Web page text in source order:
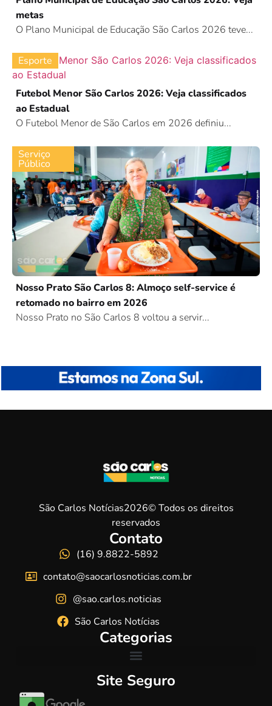
metas
O Plano Municipal de Educação São Carlos 2026 teve...
Esporte
Futebol Menor São Carlos 2026: Veja classificados
ao Estadual
O Futebol Menor de São Carlos em 2026 definiu...
Serviço
Público
Nosso Prato São Carlos 8: Almoço self-service é
retomado no bairro em 2026
Nosso Prato no São Carlos 8 voltou a servir...
São Carlos Notícias2026© Todos os direitos
reservados
Contato
(16) 9.8822-5892
contato@saocarlosnoticias.com.br
@sao.carlos.noticias
São Carlos Notícias
Categorias
Site Seguro